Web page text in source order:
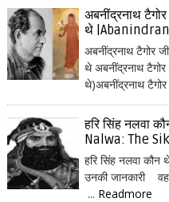
अबनींद्रनाथ
थे
अबनींद्रनाथ टैगोर
थे अबनींद्रनाथ
थे)अबनींद्रनाथ
हरि सिंह नलवा
Nalwa: The
हरि सिंह नलवा कौन
उनकी जानकारी वह
... Readmore